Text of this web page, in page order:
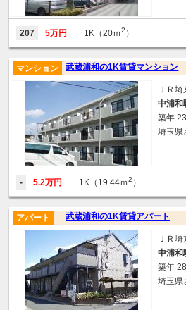
207 5万円 1K（20ｍ2 ）
武蔵浦和の1K賃貸マンション
マンション
ＪＲ埼
中浦和
築年
埼玉県
- 5.2万円 1K（19.44ｍ2 ）
武蔵浦和の1K賃貸アパート
アパート
ＪＲ埼
中浦和
築年
埼玉県